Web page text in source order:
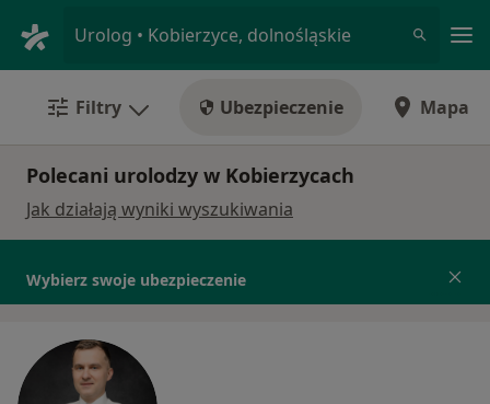
Urolog • Kobierzyce, dolnośląskie
Filtry Ubezpieczenie Mapa
Polecani urolodzy w Kobierzycach
Jak działają wyniki wyszukiwania
Wybierz swoje ubezpieczenie